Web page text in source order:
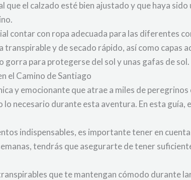
que el calzado esté bien ajustado y que haya
contar con ropa adecuada para las diferentes
transpirable y de secado rápido, así como capas
para protegerse del sol y unas gafas de sol.
el Camino de Santiago
y emocionante que atrae a miles de
necesario durante esta aventura. En esta
indispensables, es importante tener en
tendrás que asegurarte de tener
que te mantengan cómodo durante